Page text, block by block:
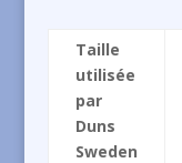
Taille
utilisée
par
Duns
Sweden